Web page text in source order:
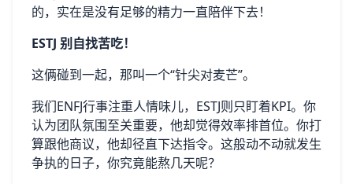
的，实在是没有足够的精力一直陪伴下去！
ESTJ 别自找苦吃！
这俩碰到一起，那叫一个“针尖对麦芒”。
我们ENFJ行事注重人情味儿，ESTJ则只盯着KPI。你
认为团队氛围至关重要，他却觉得效率排首位。你打
算跟他商议，他却径直下达指令。这般动不动就发生
争执的日子，你究竟能熬几天呢？